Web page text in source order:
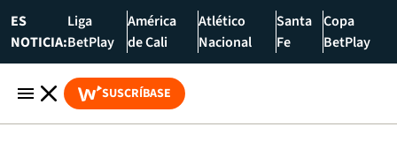
ES
NOTICIA:
Liga
BetPlay
América
de Cali
Atlético
Nacional
Santa
Fe
Copa
BetPlay
SUSCRÍBASE